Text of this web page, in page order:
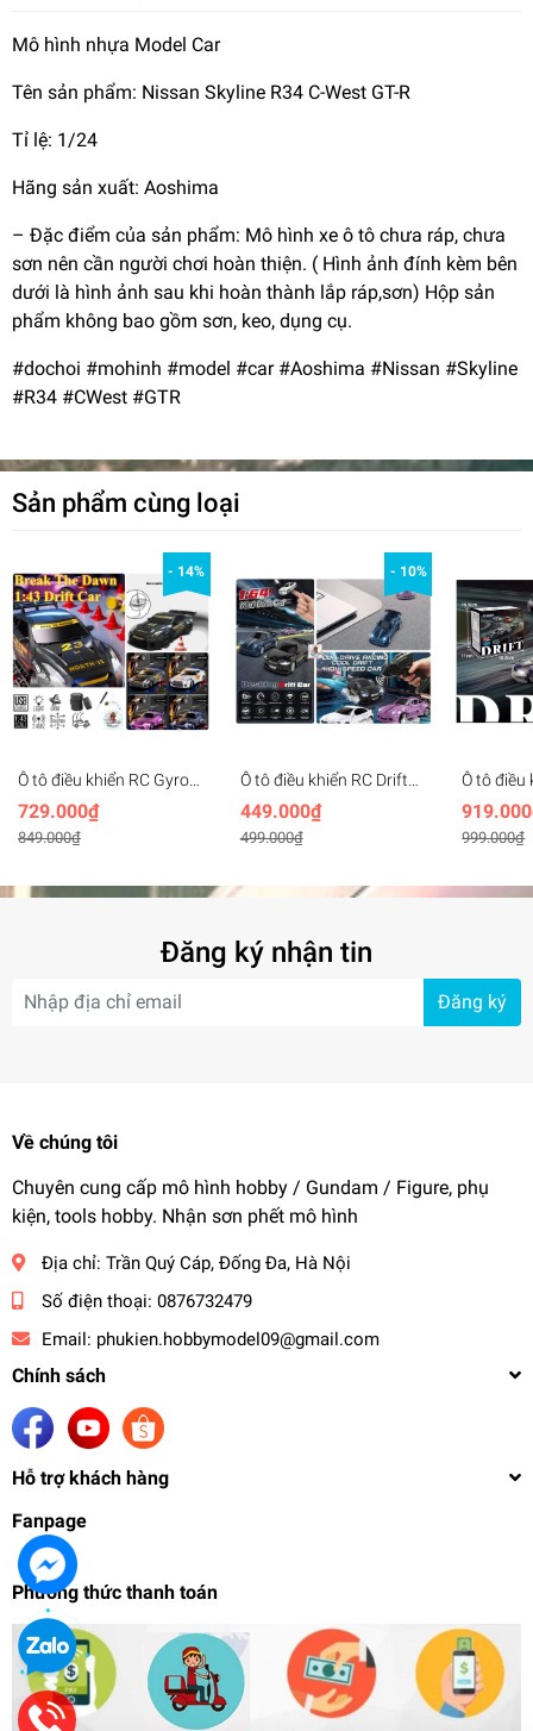
Mô hình nhựa Model Car
Tên sản phẩm: Nissan Skyline R34 C-West GT-R
Tỉ lệ: 1/24
Hãng sản xuất: Aoshima
– Đặc điểm của sản phẩm: Mô hình xe ô tô chưa ráp, chưa
sơn nên cần người chơi hoàn thiện. ( Hình ảnh đính kèm bên
dưới là hình ảnh sau khi hoàn thành lắp ráp,sơn) Hộp sản
phẩm không bao gồm sơn, keo, dụng cụ.
#dochoi #mohinh #model #car #Aoshima #Nissan #Skyline
#R34 #CWest #GTR
Sản phẩm cùng loại
- 14%
Ô tô điều khiển RC Gyro
Drift Car 1:43 mini racing
2.4G 4WD - Break The
Dawn (BRRRRT)
729.000₫
849.000₫
- 10%
Ô tô điều khiển RC Drift
Car 1:64 mini racing 2.4G
4WD - FAYEE Model
449.000₫
499.000₫
Ô tô điều
Drift 1/
mini
remote
999.000₫
Đăng ký nhận tin
Đăng ký
Về chúng tôi
Chuyên cung cấp mô hình hobby / Gundam / Figure, phụ
kiện, tools hobby. Nhận sơn phết mô hình
Địa chỉ: Trần Quý Cáp, Đống Đa, Hà Nội
Số điện thoại: 0876732479
Email: phukien.hobbymodel09@gmail.com
Chính sách
Hỗ trợ khách hàng
Fanpage
Phương thức thanh toánMô hình lắp ráp ô tô Model Car Nissan Skyline
748.000₫
undefined